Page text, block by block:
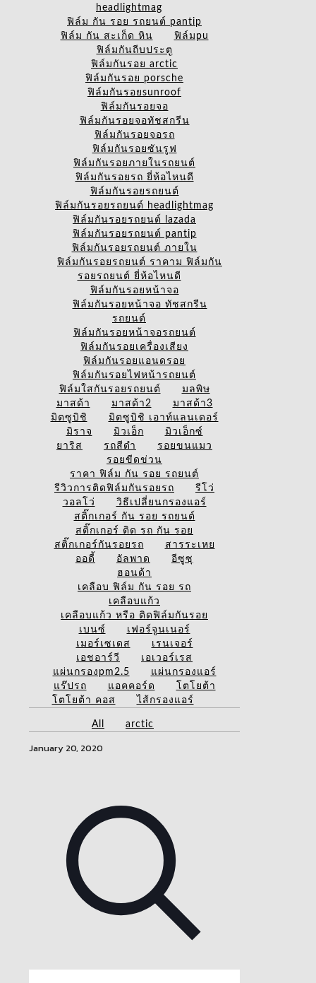
headlightmag
ฟิล์ม กัน รอย รถยนต์ pantip
ฟิล์ม กัน สะเก็ด หิน
ฟิล์มpu
ฟิล์มกันถีบประตู
ฟิล์มกันรอย arctic
ฟิล์มกันรอย porsche
ฟิล์มกันรอยsunroof
ฟิล์มกันรอยจอ
ฟิล์มกันรอยจอทัชสกรีน
ฟิล์มกันรอยจอรถ
ฟิล์มกันรอยซันรูฟ
ฟิล์มกันรอยภายในรถยนต์
ฟิล์มกันรอยรถ ยี่ห้อไหนดี
ฟิล์มกันรอยรถยนต์
ฟิล์มกันรอยรถยนต์ headlightmag
ฟิล์มกันรอยรถยนต์ lazada
ฟิล์มกันรอยรถยนต์ pantip
ฟิล์มกันรอยรถยนต์ ภายใน
ฟิล์มกันรอยรถยนต์ ราคาม ฟิล์มกัน
รอยรถยนต์ ยี่ห้อไหนดี
ฟิล์มกันรอยหน้าจอ
ฟิล์มกันรอยหน้าจอ ทัชสกรีน
รถยนต์
ฟิล์มกันรอยหน้าจอรถยนต์
ฟิล์มกันรอยเครื่องเสียง
ฟิล์มกันรอยแอนดรอย
ฟิล์มกันรอยไฟหน้ารถยนต์
ฟิล์มใสกันรอยรถยนต์
มลพิษ
มาสด้า
มาสด้า2
มาสด้า3
มิตซูบิชิ
มิตซูบิชิ เอาท์แลนเดอร์
มิราจ
มิวเอ็ก
มิวเอ็กซ์
ยาริส
รถสีดำ
รอยขนแมว
รอยขีดข่วน
ราคา ฟิล์ม กัน รอย รถยนต์
รีวิวการติดฟิล์มกันรอยรถ
รีโว่
วอลโว่
วิธีเปลี่ยนกรองแอร์
สติ๊กเกอร์ กัน รอย รถยนต์
สติ๊กเกอร์ ติด รถ กัน รอย
สติ๊กเกอร์กันรอยรถ
สารระเหย
ออดี้
อัลพาด
อีซูซุ
ฮอนด้า
เคลือบ ฟิล์ม กัน รอย รถ
เคลือบแก้ว
เคลือบแก้ว หรือ ติดฟิล์มกันรอย
เบนซ์
เฟอร์จูนเนอร์
เมอร์เซเดส
เรนเจอร์
เอชอาร์วี
เอเวอร์เรส
แผ่นกรองpm2.5
แผ่นกรองแอร์
แร๊ปรถ
แอคคอร์ด
โตโยต้า
โตโยต้า คอส
ไส้กรองแอร์
All arctic
January 20, 2020